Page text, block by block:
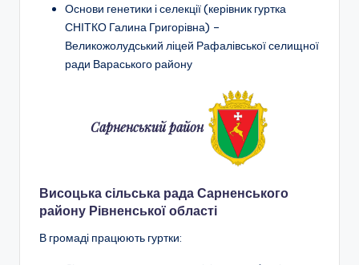
т
а
п
кі
Основи генетики і селекції (керівник гуртка
СНІТКО Галина Григорівна) –
Великожолудський ліцей Рафалівської селищної
ради Вараського району
Сарненський район
Висоцька сільська рада Сарненського
району Рівненської області
В громаді працюють гуртки: